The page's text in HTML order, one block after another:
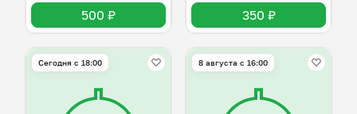
500 ₽ 350 ₽
Сегодня с 18:00 8 августа с 16:00